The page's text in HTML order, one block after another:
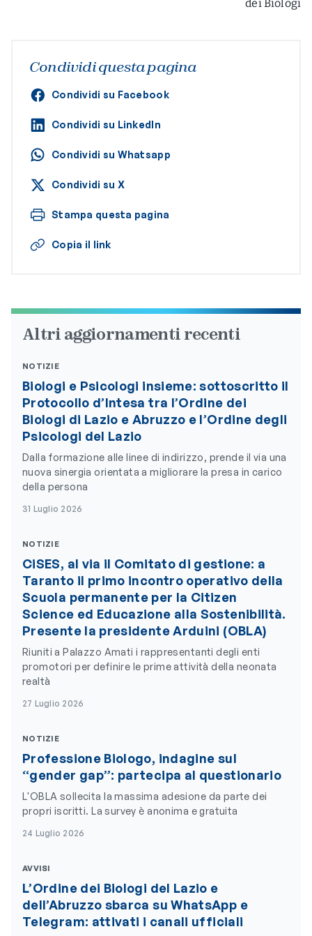
dei Biologi
Condividi questa pagina
Condividi su Facebook
Condividi su LinkedIn
Condividi su Whatsapp
Condividi su X
Stampa questa pagina
Copia il link
Altri aggiornamenti recenti
NOTIZIE
Biologi e Psicologi insieme: sottoscritto il
Protocollo d’Intesa tra l’Ordine dei
Biologi di Lazio e Abruzzo e l’Ordine degli
Psicologi del Lazio
Dalla formazione alle linee di indirizzo, prende il via una
nuova sinergia orientata a migliorare la presa in carico
della persona
31 Luglio 2026
NOTIZIE
CiSES, al via il Comitato di gestione: a
Taranto il primo incontro operativo della
Scuola permanente per la Citizen
Science ed Educazione alla Sostenibilità.
Presente la presidente Arduini (OBLA)
Riuniti a Palazzo Amati i rappresentanti degli enti
promotori per definire le prime attività della neonata
realtà
27 Luglio 2026
NOTIZIE
Professione Biologo, indagine sul
“gender gap”: partecipa al questionario
L'OBLA sollecita la massima adesione da parte dei
propri iscritti. La survey è anonima e gratuita
24 Luglio 2026
AVVISI
L’Ordine dei Biologi del Lazio e
dell’Abruzzo sbarca su WhatsApp e
Telegram: attivati i canali ufficiali